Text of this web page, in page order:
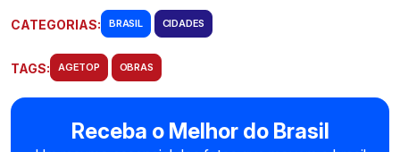
CATEGORIAS: BRASIL CIDADES
TAGS: AGETOP OBRAS
Receba o Melhor do Brasil